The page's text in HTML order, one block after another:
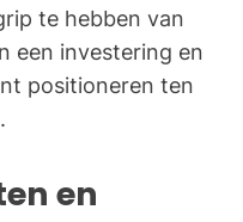
te hebben van
een investering en
positioneren ten
en